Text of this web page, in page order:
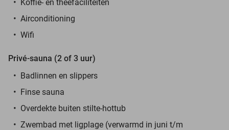
Koffie- en theefaciliteiten
Airconditioning
Wifi
Privé-sauna (2 of 3 uur)
Badlinnen en slippers
Finse sauna
Overdekte buiten stilte-hottub
Zwembad met ligplage (verwarmd in juni t/m